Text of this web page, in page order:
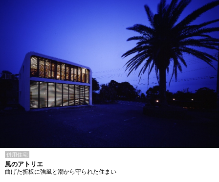
併用住宅
風のアトリエ
曲げた折板に強風と潮から守られた住まい